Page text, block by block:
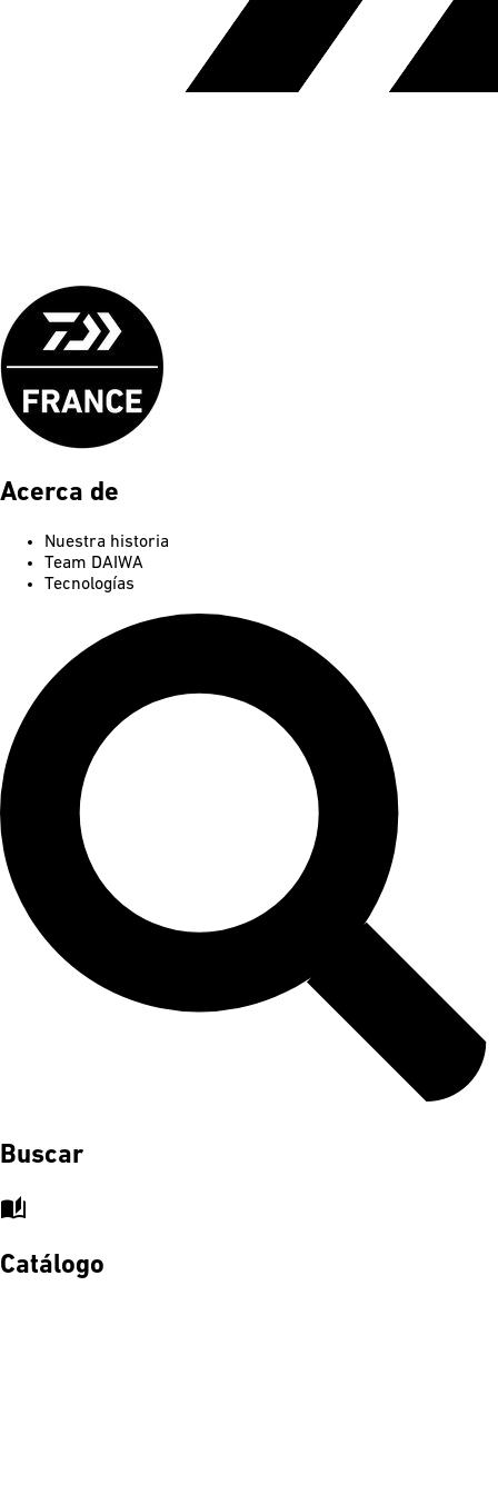
Acerca de
Nuestra historia
Team DAIWA
Tecnologías
Buscar
auto_stories
Catálogo